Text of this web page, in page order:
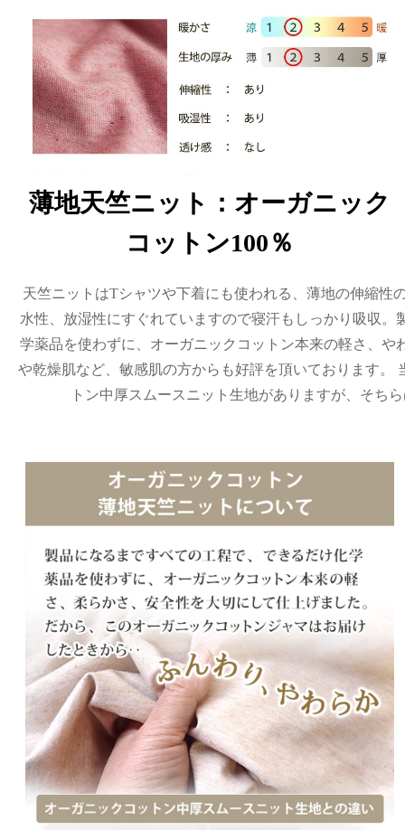
薄地天竺ニット：オーガニック
コットン100％
天竺ニットはTシャツや下着にも使われる、薄地の伸縮性
水性、放湿性にすぐれていますので寝汗もしっかり吸収
学薬品を使わずに、オーガニックコットン本来の軽さ、
や乾燥肌など、敏感肌の方からも好評を頂いております。
トン中厚スムースニット生地がありますが、そち